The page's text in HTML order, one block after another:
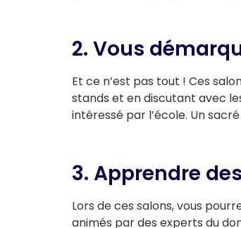
2. Vous
Et ce n’est pas tout ! Ces
stands et en discutant avec
intéressé par l’école. Un
3. Apprendre
Lors de ces salons, vous
animés par des experts du